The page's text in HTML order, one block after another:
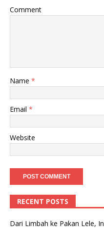
Comment
Name *
Email *
Website
RECENT POSTS
Dari Limbah ke Pakan Lele,